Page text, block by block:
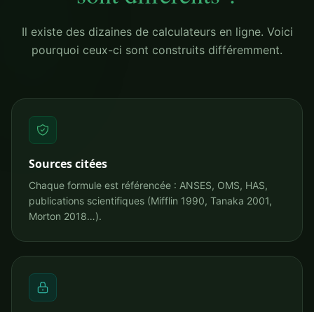
Il existe des dizaines de calculateurs en ligne. Voici
pourquoi ceux-ci sont construits différemment.
Sources citées
Chaque formule est référencée : ANSES, OMS, HAS,
publications scientifiques (Mifflin 1990, Tanaka 2001,
Morton 2018…).